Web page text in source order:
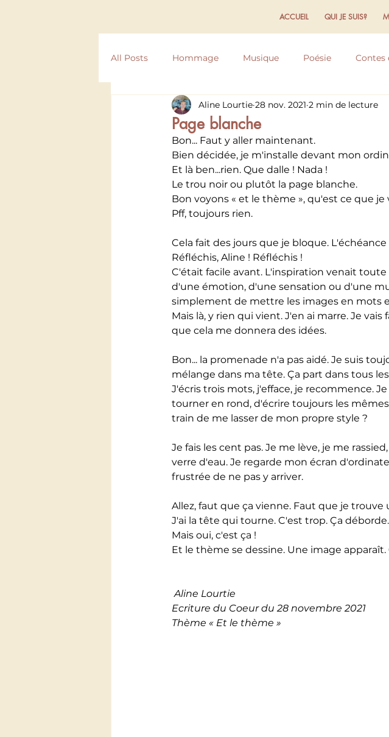
ACCUEIL QUI JE SUIS?
All Posts Hommage Musique Poésie Contes
Compostelle Texte Réflexions Expériences et
Page blanche
Aline Lourtie 28 nov. 2021 2 min de lecture
Bon... Faut y aller maintenant.
Bien décidée, je m'installe devant mon
Et là ben...rien. Que dalle ! Nada !
Le trou noir ou plutôt la page blanche.
Bon voyons « et le thème », qu'est ce que
Pff, toujours rien.
Cela fait des jours que je bloque.
Réfléchis, Aline ! Réfléchis !
C'était facile avant. L'inspiration venait
d'une émotion, d'une sensation ou d'une
simplement de mettre les images en mots
Mais là, y rien qui vient. J'en ai marre. Je
que cela me donnera des idées.
Bon... la promenade n'a pas aidé. Je suis
mélange dans ma tête. Ça part dans tous
J'écris trois mots, j'efface, je recommence.
tourner en rond, d'écrire toujours les
train de me lasser de mon propre style ?
Je fais les cent pas. Je me lève, je me
verre d'eau. Je regarde mon écran
frustrée de ne pas y arriver.
Allez, faut que ça vienne. Faut que je trouve
J'ai la tête qui tourne. C'est trop. Ça déborde.
Mais oui, c'est ça !
Et le thème se dessine. Une image apparaît.
Aline Lourtie
Ecriture du Coeur du 28 novembre 2021
Thème « Et le thème »